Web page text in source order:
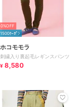
ｸｰﾎﾟﾝ
ホコモモラ
刺繍入り裏起毛レギンスパンツ
¥ 8,580